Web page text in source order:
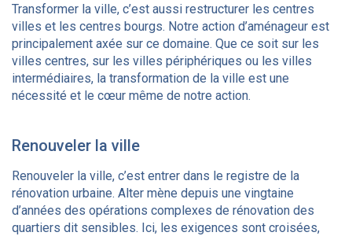
Transformer la ville, c’est aussi restructurer les centres
villes et les centres bourgs. Notre action d’aménageur est
principalement axée sur ce domaine. Que ce soit sur les
villes centres, sur les villes périphériques ou les villes
intermédiaires, la transformation de la ville est une
nécessité et le cœur même de notre action.
Renouveler la ville
Renouveler la ville, c’est entrer dans le registre de la
rénovation urbaine. Alter mène depuis une vingtaine
d’années des opérations complexes de rénovation des
quartiers dit sensibles. Ici, les exigences sont croisées,